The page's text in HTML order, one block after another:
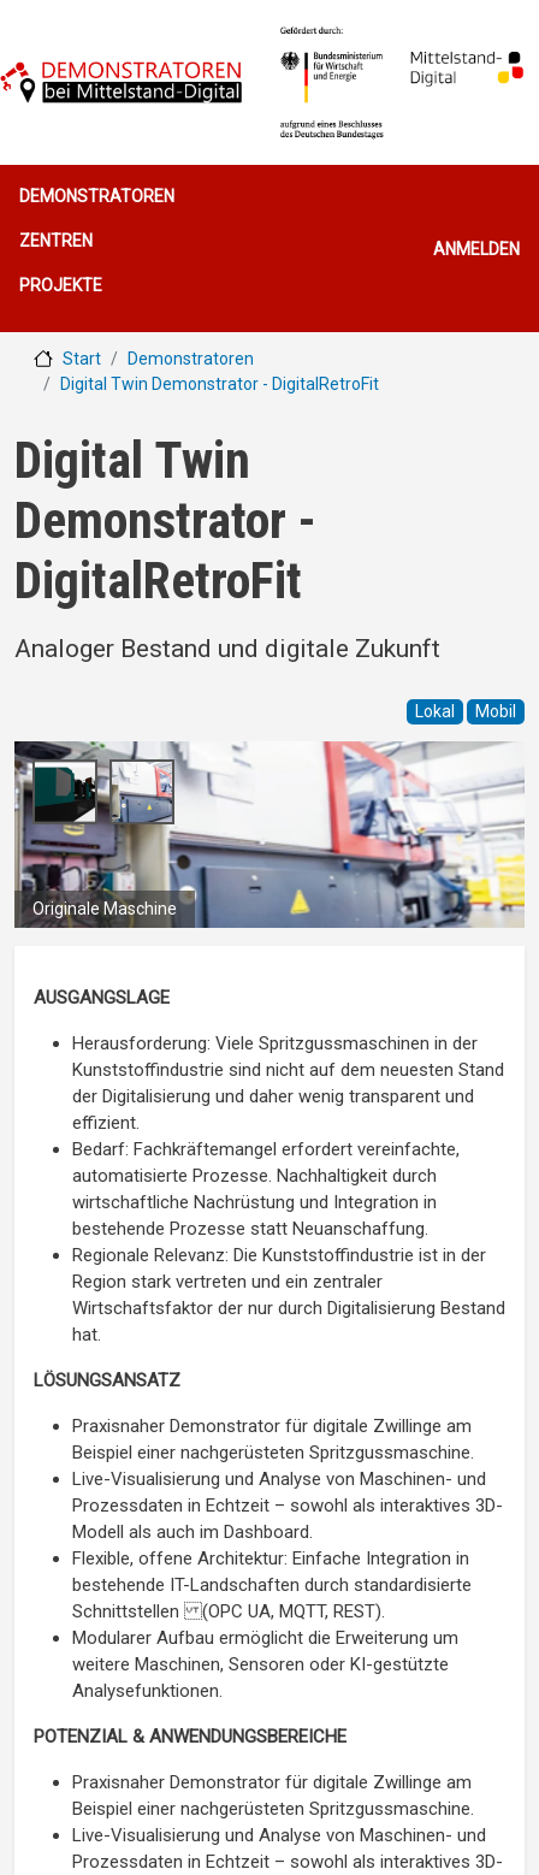
Hauptnavigation
DEMONSTRATOREN
ZENTREN
PROJEKTE
ANMELDEN
Start
Demonstratoren
Digital Twin Demonstrator - DigitalRetroFit
Digital Twin
Demonstrator -
DigitalRetroFit
Analoger Bestand und digitale Zukunft
Lokal Mobil
Originale Maschine
AUSGANGSLAGE
Herausforderung: Viele Spritzgussmaschinen in der
Kunststoffindustrie sind nicht auf dem neuesten Stand
der Digitalisierung und daher wenig transparent und
effizient.
Bedarf: Fachkräftemangel erfordert vereinfachte,
automatisierte Prozesse. Nachhaltigkeit durch
wirtschaftliche Nachrüstung und Integration in
bestehende Prozesse statt Neuanschaffung.
Regionale Relevanz: Die Kunststoffindustrie ist in der
Region stark vertreten und ein zentraler
Wirtschaftsfaktor der nur durch Digitalisierung Bestand
hat.
LÖSUNGSANSATZ
Praxisnaher Demonstrator für digitale Zwillinge am
Beispiel einer nachgerüsteten Spritzgussmaschine.
Live-Visualisierung und Analyse von Maschinen- und
Prozessdaten in Echtzeit – sowohl als interaktives 3D-
Modell als auch im Dashboard.
Flexible, offene Architektur: Einfache Integration in
bestehende IT-Landschaften durch standardisierte
Schnittstellen (OPC UA, MQTT, REST).
Modularer Aufbau ermöglicht die Erweiterung um
weitere Maschinen, Sensoren oder KI-gestützte
Analysefunktionen.
POTENZIAL & ANWENDUNGSBEREICHE
Praxisnaher Demonstrator für digitale Zwillinge am
Beispiel einer nachgerüsteten Spritzgussmaschine.
Live-Visualisierung und Analyse von Maschinen- und
Prozessdaten in Echtzeit – sowohl als interaktives 3D-